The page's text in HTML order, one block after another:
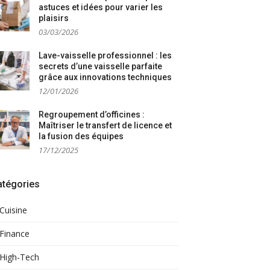
astuces et idées pour varier les
plaisirs
03/03/2026
Lave-vaisselle professionnel : les
secrets d’une vaisselle parfaite
grâce aux innovations techniques
12/01/2026
Regroupement d’officines :
Maîtriser le transfert de licence et
la fusion des équipes
17/12/2025
Cuisine
Finance
High-Tech